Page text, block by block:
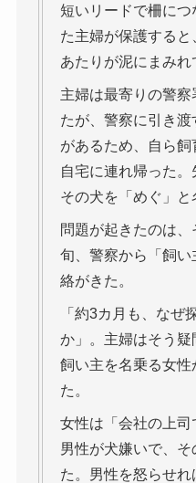
短いリードで柵に
た主婦が保護する
あたりが泥にまみれ
主婦は最寄りの警
たが、警察に引き
があるため、自ら飼
自宅に連れ帰った。
その犬を「めぐ」と
問題が起きたのは
旬、警察から「飼
絡がきた。
「約3カ月も、なぜ
か」。主婦はそう疑
飼い主を名乗る女
た。
女性は「会社の上
男性が犬嫌いで、
た。男性を怒らせ